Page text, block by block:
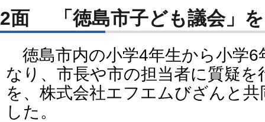
2面 「徳島市子ども議会」
徳島市内の小学4年生から小学6
なり、市長や市の担当者に質疑を
を、株式会社エフエムびざんと
した。